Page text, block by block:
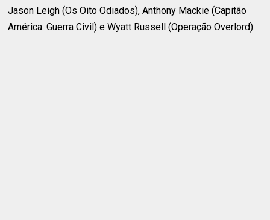
Jason Leigh (Os Oito Odiados), Anthony Mackie (Capitão
América: Guerra Civil) e Wyatt Russell (Operação Overlord).